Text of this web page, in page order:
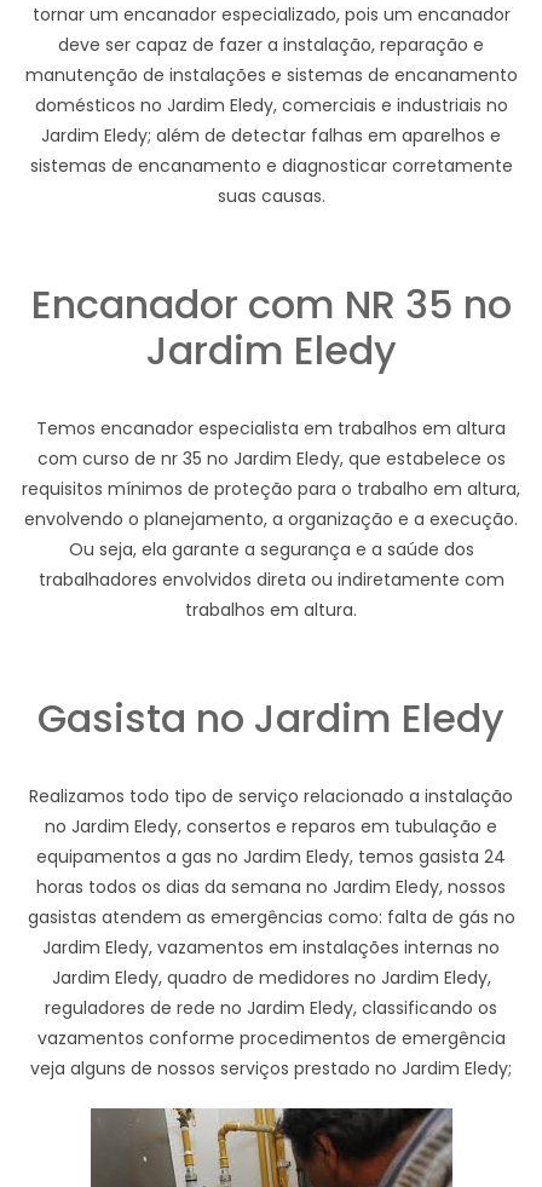
tornar um encanador especializado, pois um encanador
deve ser capaz de fazer a instalação, reparação e
manutenção de instalações e sistemas de encanamento
domésticos no Jardim Eledy, comerciais e industriais no
Jardim Eledy; além de detectar falhas em aparelhos e
sistemas de encanamento e diagnosticar corretamente
suas causas.
Encanador com NR 35 no
Jardim Eledy
Temos encanador especialista em trabalhos em altura
com curso de nr 35 no Jardim Eledy, que estabelece os
requisitos mínimos de proteção para o trabalho em altura,
envolvendo o planejamento, a organização e a execução.
Ou seja, ela garante a segurança e a saúde dos
trabalhadores envolvidos direta ou indiretamente com
trabalhos em altura.
Gasista no Jardim Eledy
Realizamos todo tipo de serviço relacionado a instalação
no Jardim Eledy, consertos e reparos em tubulação e
equipamentos a gas no Jardim Eledy, temos gasista 24
horas todos os dias da semana no Jardim Eledy, nossos
gasistas atendem as emergências como: falta de gás no
Jardim Eledy, vazamentos em instalações internas no
Jardim Eledy, quadro de medidores no Jardim Eledy,
reguladores de rede no Jardim Eledy, classificando os
vazamentos conforme procedimentos de emergência
veja alguns de nossos serviços prestado no Jardim Eledy;